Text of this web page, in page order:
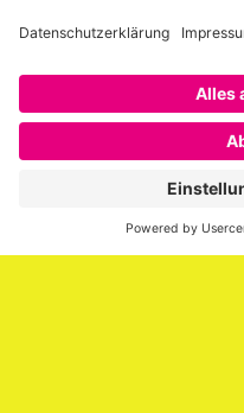
Über SAATKORN
SAATKORN ist der Blog
er über die Themen